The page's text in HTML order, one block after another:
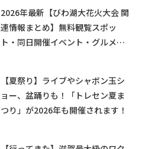
2026年最新【びわ湖大花火大会 関
連情報まとめ】無料観覧スポッ
ト・同日開催イベント・グルメマ
【夏祭り】ライブやシャボン玉シ
ョー、盆踊りも！「トレセン夏ま
つり」が2026年も開催されます！